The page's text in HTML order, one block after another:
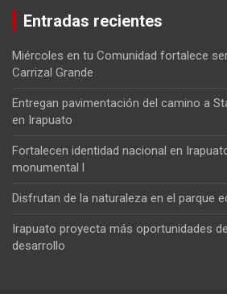
Entradas recientes
Miércoles en tu Comunidad fortalece
Carrizal Grande
Entregan pavimentación del camino a
en Irapuato
Fortalecen identidad nacional en
monumental l
Disfrutan de la naturaleza en el parque
Irapuato proyecta más oportunidades
desarrollo